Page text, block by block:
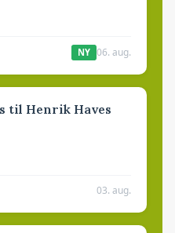
NY 06. aug.
til Henrik Haves
03. aug.